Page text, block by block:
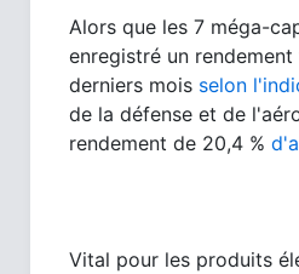
Alors que les 7 méga-
enregistré un
derniers mois selon
de la défense et de
rendement de 20,4 %
Vital pour les produits